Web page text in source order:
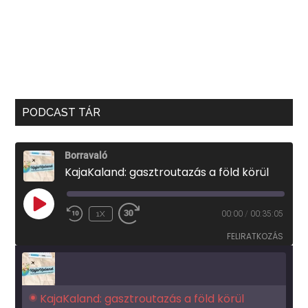
PODCAST TÁR
Borravaló
KajaKaland: gasztroutazás a föld körül
PLAY
EPISODE
1X 00:00 / 00:35:05
FELIRATKOZÁS
KajaKaland: gasztroutazás a föld körül